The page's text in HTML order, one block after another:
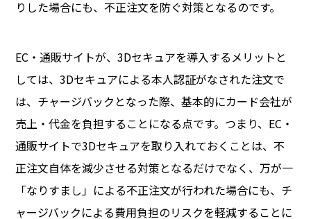
りした場合にも、不正注文を防ぐ対策となるのです。
EC・通販サイトが、3Dセキュアを導入するメリットと
しては、3Dセキュアによる本人認証がなされた注文で
は、チャージバックとなった際、基本的にカード会社が
売上・代金を負担することになる点です。つまり、EC・
通販サイトで3Dセキュアを取り入れておくことは、不
正注文自体を減少させる対策となるだけでなく、万が一
「なりすまし」による不正注文が行われた場合にも、チ
ャージバックによる費用負担のリスクを軽減することに